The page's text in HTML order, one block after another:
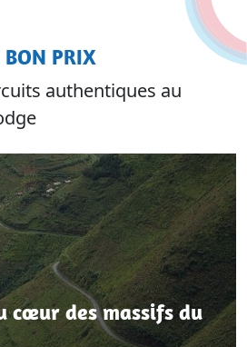
BON PRIX
authentiques au
cœur des massifs du